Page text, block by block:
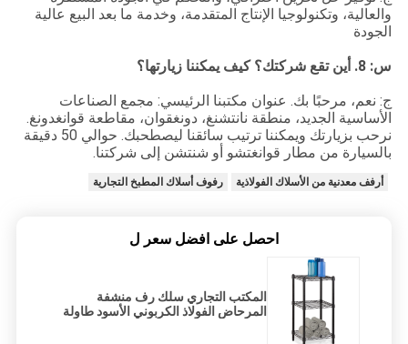
والعالية، وتكنولوجيا الإنتاج المتقدمة، وخدمة ما بعد البيع عالية
الجودة
س: 8. أين تقع شركتك؟ كيف يمكننا زيارتها؟
ج: نعم، مرحبًا بك. عنوان مكتبنا الرئيسي: مجمع الصناعات
الأساسية الجديد، منطقة نانتشنغ، دونغقوان، مقاطعة قوانغدونغ.
نرحب بزيارتك ويمكننا ترتيب سائقنا ليصطحبك. حوالي 50 دقيقة
بالسيارة من مطار قوانغتشو أو شنتشن إلى شركتنا.
أرفف معدنية من الأسلاك الفولاذية رفوف أسلاك المطبخ التجارية
احصل على افضل سعر ل
المكتب التجاري سلك رف منشفة
المرحاض الفولاذ الكربوني الأسود طاولة